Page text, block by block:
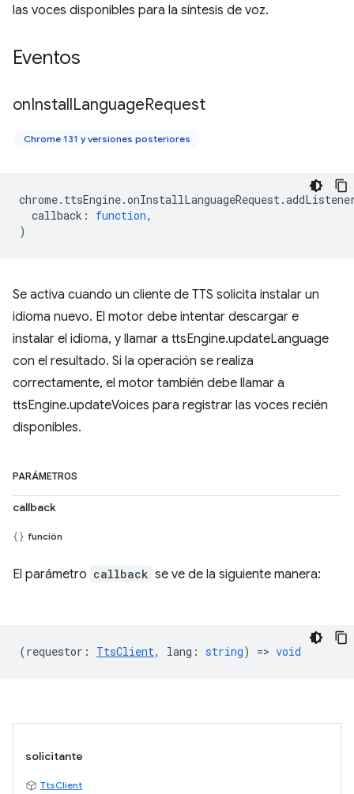
las voces disponibles para la síntesis de voz.
Eventos
onInstallLanguageRequest
Chrome 131 y versiones posteriores
chrome. ttsEngine.onInstallLanguageRequest.
callback : function,
)
Se activa cuando un cliente de TTS solicita instalar un
idioma nuevo. El motor debe intentar descargar e
instalar el idioma, y llamar a ttsEngine.updateLanguage
con el resultado. Si la operación se realiza
correctamente, el motor también debe llamar a
ttsEngine.updateVoices para registrar las voces recién
disponibles.
PARÁMETROS
callback
función
El parámetro callback se ve de la siguiente manera:
(requestor : TtsClient, lang : string) => void
solicitante
TtsClient